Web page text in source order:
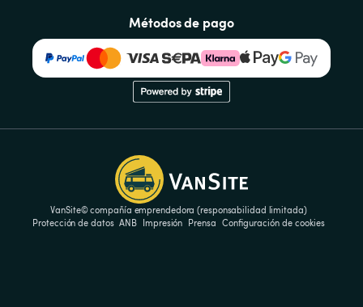
Métodos de pago
VanSite© compañía emprendedora (responsabilidad limitada)
Protección de datos ANB Impresión Prensa Configuración de cookies